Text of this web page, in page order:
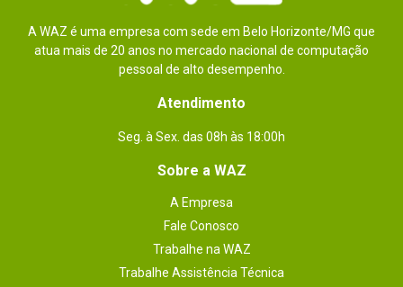
A WAZ é uma empresa com sede em Belo Horizonte/MG que
atua mais de 20 anos no mercado nacional de computação
pessoal de alto desempenho.
Atendimento
Seg. à Sex. das 08h às 18:00h
Sobre a WAZ
A Empresa
Fale Conosco
Trabalhe na WAZ
Trabalhe Assistência Técnica